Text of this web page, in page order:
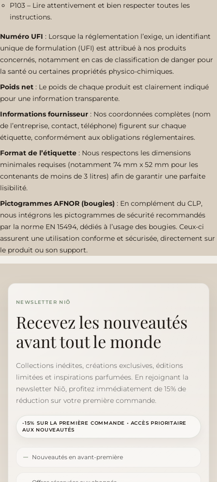
P103 – Lire attentivement et bien respecter toutes les
instructions.
Numéro UFI : Lorsque la réglementation l’exige, un identifiant
unique de formulation (UFI) est attribué à nos produits
concernés, notamment en cas de classification de danger pour
la santé ou certaines propriétés physico-chimiques.
Poids net : Le poids de chaque produit est clairement indiqué
pour une information transparente.
Informations fournisseur : Nos coordonnées complètes (nom
de l’entreprise, contact, téléphone) figurent sur chaque
étiquette, conformément aux obligations réglementaires.
Format de l’étiquette : Nous respectons les dimensions
minimales requises (notamment 74 mm x 52 mm pour les
contenants de moins de 3 litres) afin de garantir une parfaite
lisibilité.
Pictogrammes AFNOR (bougies) : En complément du CLP,
nous intégrons les pictogrammes de sécurité recommandés
par la norme EN 15494, dédiés à l’usage des bougies. Ceux-ci
assurent une utilisation conforme et sécurisée, directement sur
le produit ou son support.
NEWSLETTER NIÕ
Recevez les nouveautés
avant tout le monde
Collections inédites, créations exclusives, éditions
limitées et inspirations parfumées. En rejoignant la
newsletter Niõ, profitez immédiatement de 15% de
réduction sur votre première commande.
-15% SUR LA PREMIÈRE COMMANDE • ACCÈS PRIORITAIRE
AUX NOUVEAUTÉS
Nouveautés en avant-première